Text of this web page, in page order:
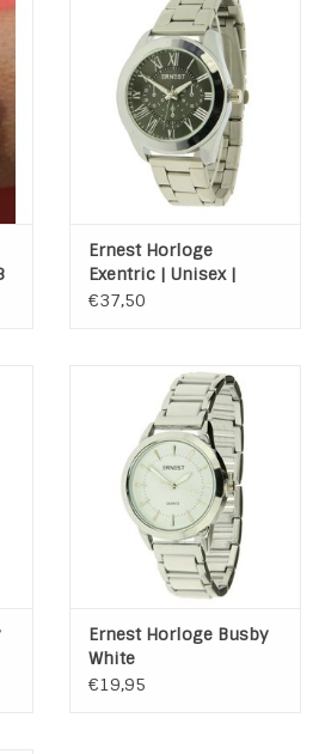
Ernest Horloge
Exentric | Unisex |
Zilver | Zwart
€37,50
Ernest Horloge Busby
White
€19,95